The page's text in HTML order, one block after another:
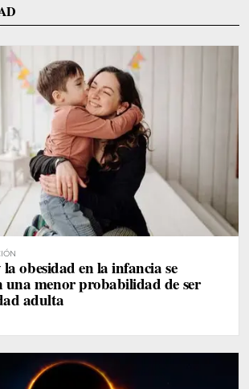
obesidad en la infancia se
una menor probabilidad de ser
adulta